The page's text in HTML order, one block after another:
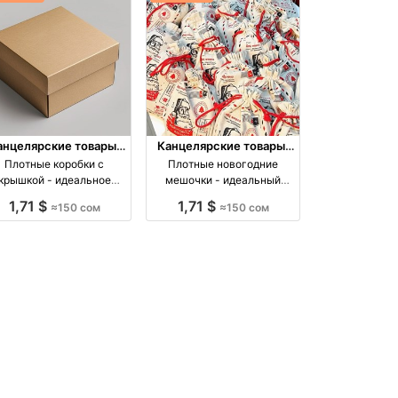
товары,
книги, учебники
Плотные коробки с
крышкой - идеальное
на опте оптом
1,71 $ ≈150 сом
Канцелярские товары,
книги, учебники
Плотные новогодние
мешочки - идеальный
производство Киргизия
1,71 $ ≈150 сом